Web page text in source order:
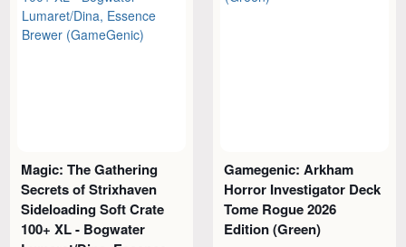
Magic: The Gathering
Secrets of Strixhaven
Sideloading Soft Crate
100+ XL - Bogwater
Gamegenic: Arkham
Horror Investigator Deck
Tome Rogue 2026
Edition (Green)